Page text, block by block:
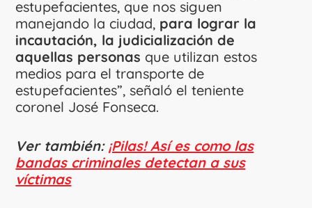
estupefacientes, que nos siguen
manejando la ciudad, para lograr la
incautación, la judicialización de
aquellas personas que utilizan estos
medios para el transporte de
estupefacientes”, señaló el teniente
coronel José Fonseca.
Ver también: ¡Pilas! Así es como las
bandas criminales detectan a sus
víctimas